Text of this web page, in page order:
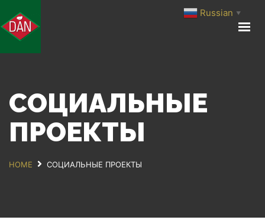
ПРОДУКЦИЯ
МЕДИА ЦЕНТР
СОЦИАЛЬНЫЕ
ПРОЕКТЫ
HOME СОЦИАЛЬНЫЕ ПРОЕКТЫ
Russian ▼